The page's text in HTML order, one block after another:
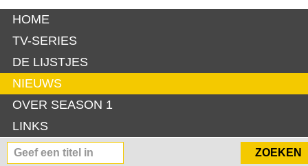
HOME
TV-SERIES
DE LIJSTJES
NIEUWS
OVER SEASON 1
LINKS